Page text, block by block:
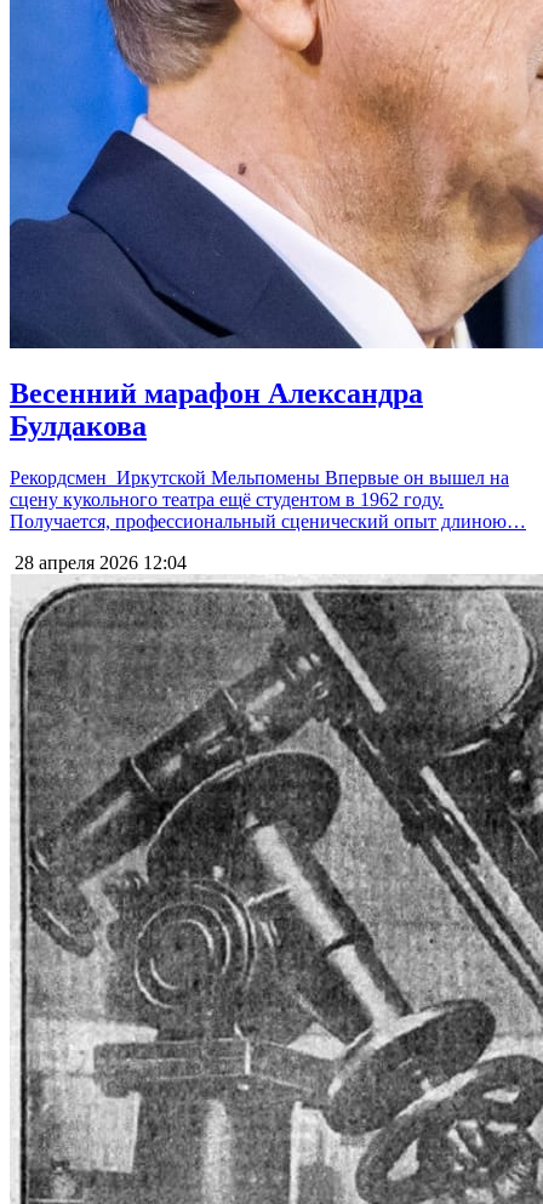
Весенний марафон Александра
Булдакова
Рекордсмен Иркутской Мельпомены Впервые он вышел на
сцену кукольного театра ещё студентом в 1962 году.
Получается, профессиональный сценический опыт длиною…
28 апреля 2026 12:04